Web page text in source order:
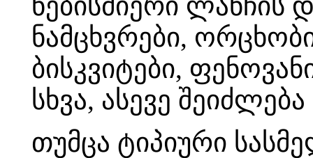
ნამცხვრები,
ბისკვიტები,
სხვა, ასევე
თუმცა ტიპიური